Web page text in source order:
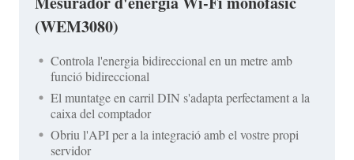
(WEM3080)
Controla l'energia bidireccional en un metre amb
funció bidireccional
El muntatge en carril DIN s'adapta perfectament a la
caixa del comptador
Obriu l'API per a la integració amb el vostre propi
servidor